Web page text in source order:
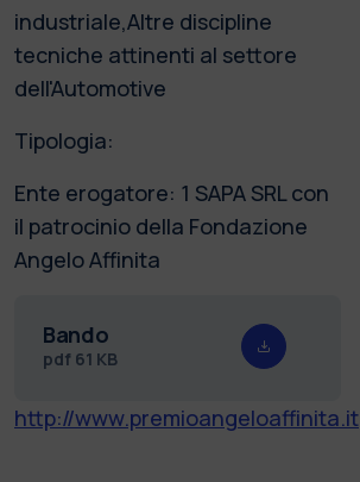
industriale,Altre discipline
tecniche attinenti al settore
dell'Automotive
Tipologia:
Ente erogatore: 1 SAPA SRL con
il patrocinio della Fondazione
Angelo Affinita
Bando
pdf 61 KB
http://www.premioangeloaffinita.it